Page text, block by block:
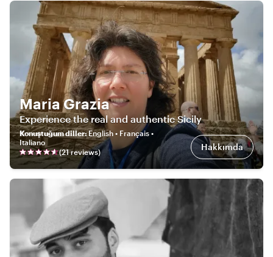
Maria Grazia
Experience the real and authentic Sicily
Konuştuğum diller: English • Français •
Italiano
(21reviews) Hakkımda